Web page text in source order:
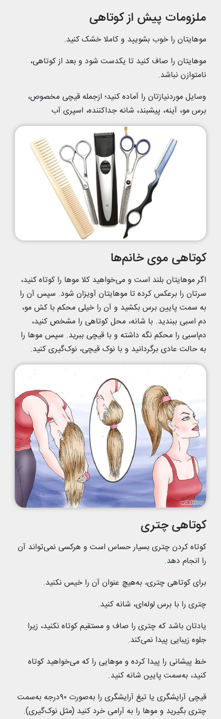
ملزومات پیش از کوتاهی
موهایتان را خوب بشویید و کاملا خشک کنید.
موهایتان را صاف کنید تا یکدست شود و بعد از کوتاهی،
نامتوازن نباشد.
وسایل موردنیازتان را آماده کنید؛ ازجمله قیچی مخصوص،
برس مو، آینه، پیشبند، شانه جداکننده، اسپری آب
کوتاهی موی خانم‌ها
اگر موهایتان بلند است و می‌خواهید کلا موها را کوتاه کنید،
سرتان را برعکس کرده تا موهایتان آویزان شود. سپس آن­ را
به سمت پایین برس بکشید و آن را خیلی محکم با کش مو،
دم اسبی ببندید. با شانه، محل کوتاهی را مشخص کنید،
دم‌اسبی را محکم نگه داشته و با قیچی ببرید. سپس موها را
به حالت عادی برگردانید و با نوک قیچی، نوک‌گیری کنید.
کوتاهی چتری
کوتاه کردن چتری بسیار حساس است و هرکسی نمی‌تواند آن
را انجام دهد.
برای کوتاهی چتری، به‌هیچ عنوان آن را خیس نکنید.
چتری را با برس لوله‌ای، شانه کنید.
یادتان باشد که چتری را صاف و مستقیم کوتاه نکنید، زیرا
جلوه زیبایی پیدا نمی‌کند.
خط پیشانی را پیدا کرده و موهایی را که می‌خواهید کوتاه
کنید، به‌سمت پایین شانه کنید.
قیچی آرایشگری یا تیغ آرایشگری را به‌صورت ۹۰درجه به‌سمت
چتری بگیرید و موها را به آرامی خرد کنید (مثل نوک‌گیری).